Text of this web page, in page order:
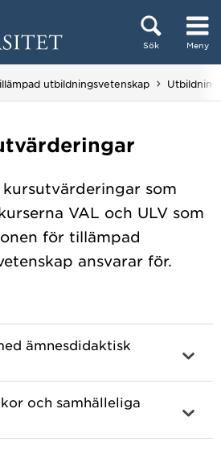
Sök Meny
utbildningsvetenskap Utbildning
kursutvärderingar som
VAL och ULV som
för tillämpad
ansvarar för.
ämnesdidaktisk
och samhälleliga